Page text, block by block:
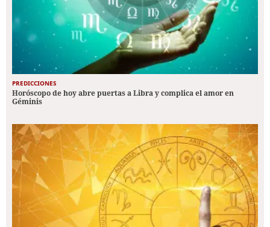
PREDICCIONES
Horóscopo de hoy abre puertas a Libra y complica el amor en
Géminis